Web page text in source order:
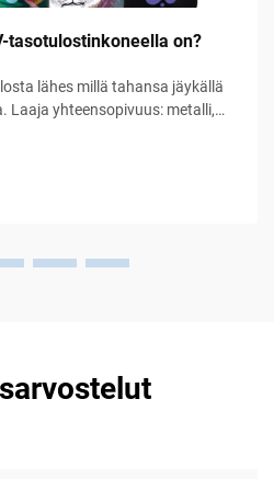
tasotulostinkoneella on?
lähes millä tahansa jäykällä
Laaja yhteensopivuus: metalli,
tarpeen...